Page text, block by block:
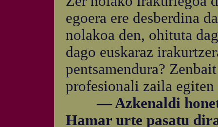
egoera ere desberdina
nolakoa den, ohituta
dago euskaraz
pentsamendura?
profesionali zaila egiten
— Azkenaldi
Hamar urte pasatu